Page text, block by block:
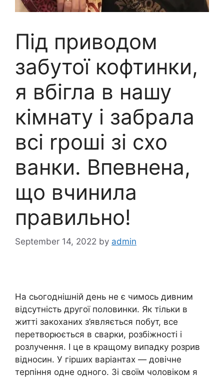
Під приводом
забутої кофтинки,
я вбігла в нашу
кімнату і забрала
всі rроші зі схо
ванки. Впевнена,
що вчинила
правильно!
September 14, 2022 by admin
На сьогоднішній день не є чимось дивним
відсутність другої половинки. Як тільки в
житті закоханих з’являється побут, все
перетворюється в сварки, розбіжності і
розлучення. І це в кращому випадку розрив
відносин. У гірших варіантах — довічне
терпіння одне одного. Зі своїм чоловіком я